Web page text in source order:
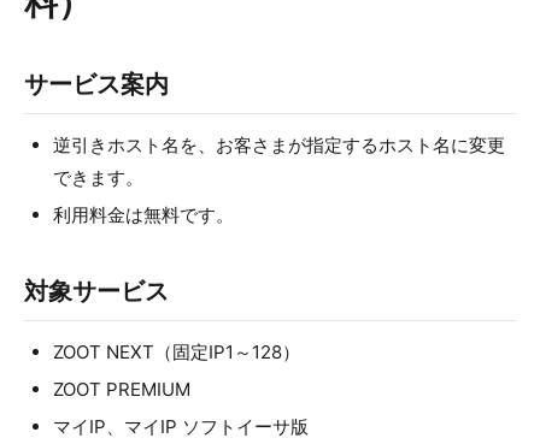
サービス案内
逆引きホスト名を、お客さまが指定するホスト名に変更
できます。
利用料金は無料です。
対象サービス
ZOOT NEXT（固定IP1～128）
ZOOT PREMIUM
マイIP、マイIP ソフトイーサ版